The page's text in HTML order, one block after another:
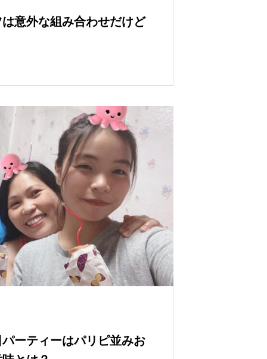
意外な組み合わせだけど
ーティーはパリピ並みお